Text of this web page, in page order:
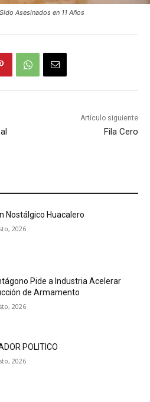
Asesinados en 11 Años
Artículo siguiente
Fila Cero
Nostálgico Huacalero
2026
Pide a Industria Acelerar
de Armamento
2026
POLITICO
2026